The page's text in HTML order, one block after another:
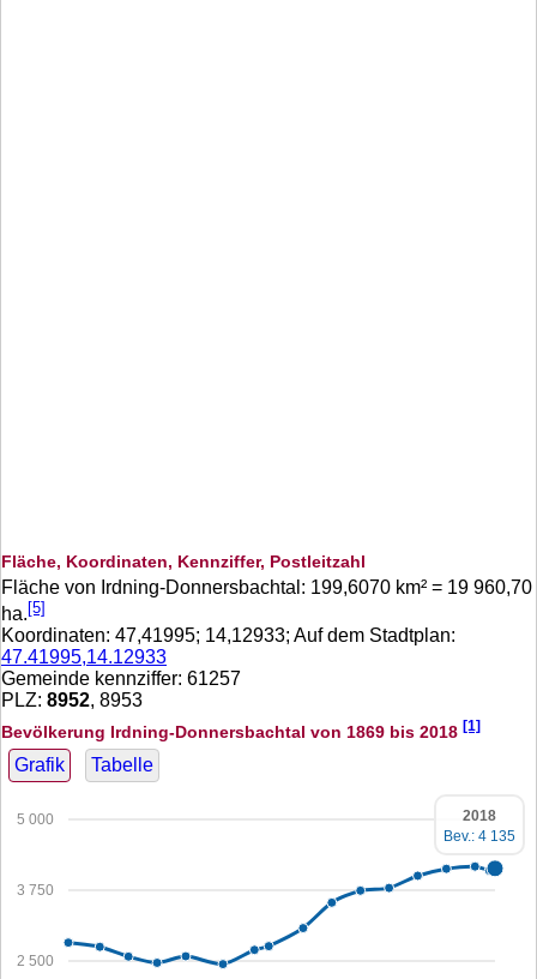
Fläche, Koordinaten, Kennziffer, Postleitzahl
Fläche von Irdning-Donnersbachtal: 199,6070 km² = 19 960,70
ha. [5]
Koordinaten: 47,41995; 14,12933; Auf dem Stadtplan:
47.41995,14.12933
Gemeinde kennziffer: 61257
PLZ: 8952, 8953
Bevölkerung Irdning-Donnersbachtal von 1869 bis 2018 [1]
Grafik Tabelle
2 500
3 750
5 000
2018
Bev.: 4 135